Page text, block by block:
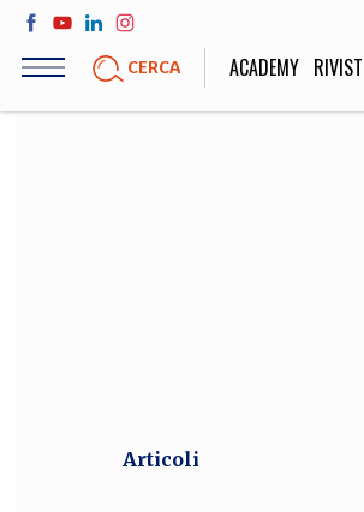
Salta
contenuto
CERCA ACADEMY
Articoli